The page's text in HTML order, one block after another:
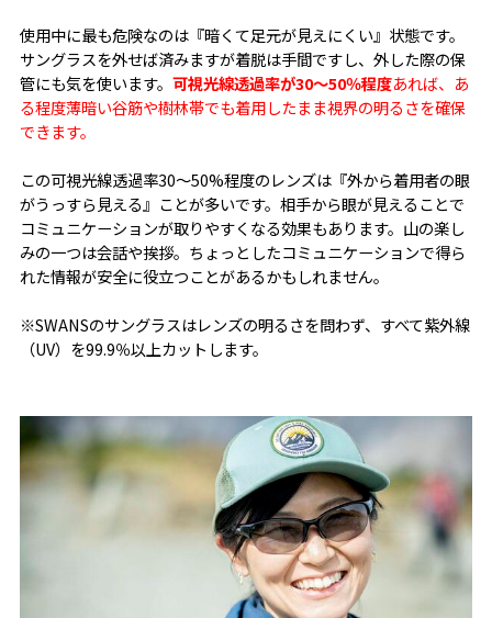
使用中に最も危険なのは『暗くて足元が見えにくい』状態です。
サングラスを外せば済みますが着脱は手間ですし、外した際の保
管にも気を使います。 可視光線透過率が30～50％程度あれば、あ
る程度薄暗い谷筋や樹林帯でも着用したまま視界の明るさを確保
できます。
この可視光線透過率30～50%程度のレンズは『外から着用者の眼
がうっすら見える』ことが多いです。相手から眼が見えることで
コミュニケーションが取りやすくなる効果もあります。山の楽し
みの一つは会話や挨拶。ちょっとしたコミュニケーションで得ら
れた情報が安全に役立つことがあるかもしれません。
※SWANSのサングラスはレンズの明るさを問わず、すべて紫外線
（UV）を99.9％以上カットします。